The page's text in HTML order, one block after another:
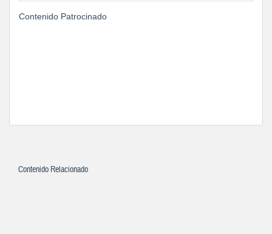
Contenido Patrocinado
Contenido Relacionado